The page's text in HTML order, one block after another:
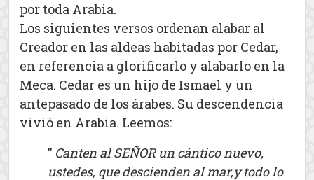
por toda Arabia.
Los siguientes versos ordenan alabar al
Creador en las aldeas habitadas por Cedar,
en referencia a glorificarlo y alabarlo en la
Meca. Cedar es un hijo de Ismael y un
antepasado de los árabes. Su descendencia
vivió en Arabia. Leemos:
” Canten al SEÑOR un cántico nuevo,
ustedes, que descienden al mar,y todo lo